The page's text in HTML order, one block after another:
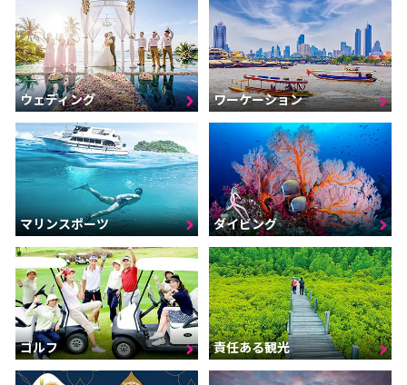
ウェディング ワーケーション
マリンスポーツ ダイビング
ゴルフ 責任ある観光